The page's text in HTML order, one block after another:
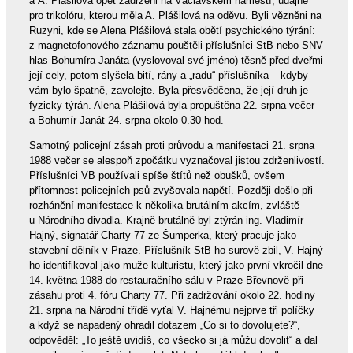
pro trikolóru, kterou měla A. Plášilová na oděvu. Byli vězněni na
Ruzyni, kde se Alena Plášilová stala obětí psychického týrání:
z magnetofonového záznamu pouštěli příslušníci StB nebo SNV
hlas Bohumíra Janáta (vyslovoval své jméno) těsně před dveřmi
její cely, potom slyšela bití, rány a „radu“ příslušníka – kdyby
vám bylo špatně, zavolejte. Byla přesvědčena, že její druh je
fyzicky týrán. Alena Plášilová byla propuštěna 22. srpna večer
a Bohumír Janát 24. srpna okolo 0.30 hod.
Samotný policejní zásah proti průvodu a manifestaci 21. srpna
1988 večer se alespoň zpočátku vyznačoval jistou zdrženlivostí.
Příslušníci VB používali spíše štítů než obušků, ovšem
přítomnost policejních psů zvyšovala napětí. Později došlo při
rozhánění manifestace k několika brutálním akcím, zvláště
u Národního divadla. Krajně brutálně byl ztýrán ing. Vladimír
Hajný, signatář Charty 77 ze Šumperka, který pracuje jako
stavební dělník v Praze. Příslušník StB ho surově zbil, V. Hajný
ho identifikoval jako muže-kulturistu, který jako první vkročil dne
14. května 1988 do restauračního sálu v Praze-Břevnově při
zásahu proti 4. fóru Charty 77. Při zadržování okolo 22. hodiny
21. srpna na Národní třídě vyťal V. Hajnému nejprve tři políčky
a když se napadený ohradil dotazem „Co si to dovolujete?“,
odpověděl: „To ještě uvidíš, co všecko si já můžu dovolit“ a dal